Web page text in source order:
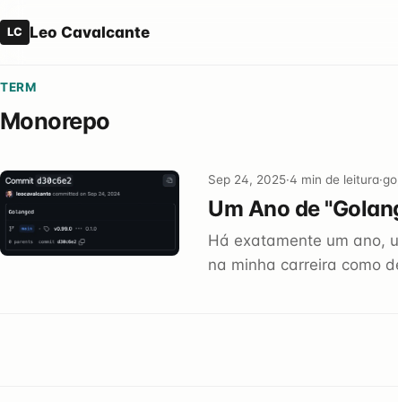
LC Leo Cavalcante
TERM
Monorepo
Sep 24, 2025·4 min de leitura·
Um Ano de
Há exatamente um ano,
na minha carreira como